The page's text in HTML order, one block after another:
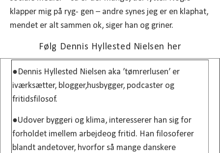
klapper mig på ryg- gen – andre synes jeg er en klaphat,
mendet er alt sammen ok, siger han og griner.
Følg Dennis Hyllested Nielsen her
●Dennis Hyllested Nielsen aka ’tømrerlusen’ er
iværksætter, blogger,husbygger, podcaster og
fritidsfilosof.
●Udover byggeri og klima, interesserer han sig for
forholdet imellem arbejdeog fritid. Han filosoferer
blandt andetover, hvorfor så mange danskere